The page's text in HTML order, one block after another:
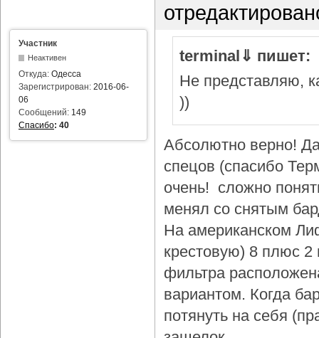
Участник
Неактивен
Откуда: Одесса
Зарегистрирован: 2016-06-
06
Сообщений: 149
Спасибо: 40
terminal⇓ пишет:
Не представляю,
))
Абсолютно верно!
спецов (спасибо
очень! сложно
менял со снятым
На американском
крестовую) 8 плюс 2
фильтра
вариантом. Когда
потянуть на себя